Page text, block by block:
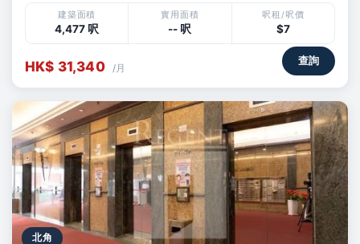
建築面積
4,477 呎
實用面積
-- 呎
呎租/呎價
$7
HK$ 31,340 /月
查詢
北角